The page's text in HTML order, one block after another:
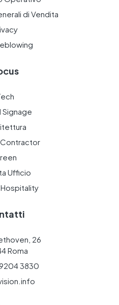
di Vendita
Signage
Ufficio
26
Roma
3830